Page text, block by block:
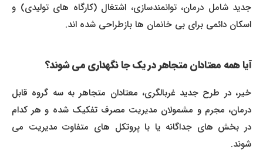
جدید شامل درمان، توانمندسازی، اشتغال (کارگاه های تولیدی) و
اسکان دائمی برای بی خانمان ها بازطراحی شده اند.
آیا همه معتادان متجاهر در یک جا نگهداری می شوند؟
خیر، در طرح جدید غربالگری، معتادان متجاهر به سه گروه قابل
درمان، مجرم و مشمولان مدیریت مصرف تفکیک شده و هر کدام
در بخش های جداگانه یا با پروتکل های متفاوت مدیریت می
شوند.